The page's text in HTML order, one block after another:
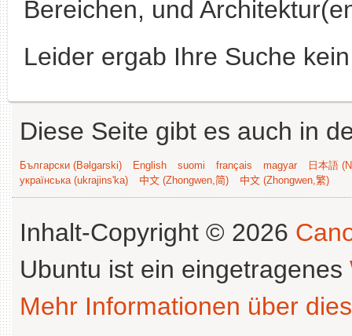
Bereichen, und
Leider ergab Ihre Suche
Diese Seite gibt es auch in
Български (Bəlgarski) English suomi français magyar
日本語
українська (ukrajins'ka)
中文 (Zhongwen,简) 中文 (Zhongwen,繁)
Inhalt-Copyright © 2026
Ubuntu ist ein eingetragenes
Mehr Informationen über